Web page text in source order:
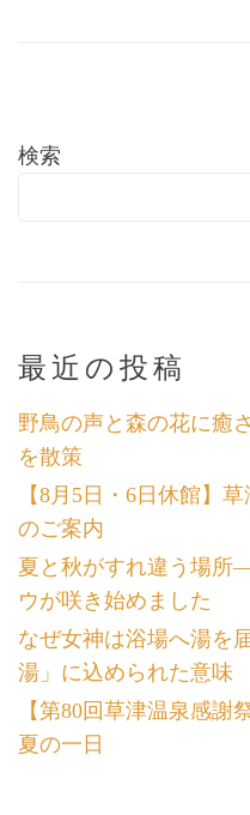
検索
最近の投稿
野鳥の声と森の花に癒
を散策
【8月5日・6日休館】
のご案内
夏と秋がすれ違う場
ウが咲き始めました
なぜ女神は浴場へ湯を
湯」に込められた意味
【第80回草津温泉感謝
夏の一日